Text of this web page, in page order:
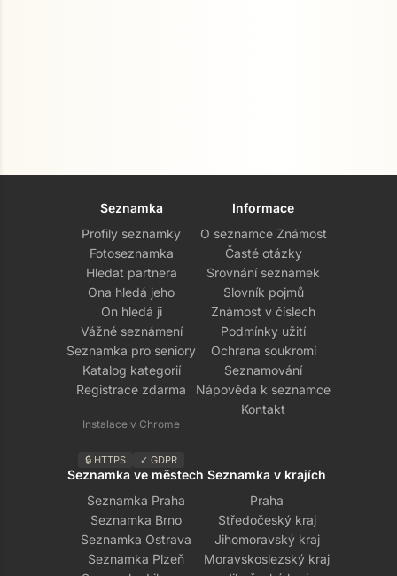
Seznamka
Profily seznamky
Fotoseznamka
Hledat partnera
Ona hledá jeho
On hledá ji
Vážné seznámení
Seznamka pro seniory
Katalog kategorií
Registrace zdarma
Instalace v Chrome
🔒 HTTPS ✓ GDPR
Informace
O seznamce Známost
Časté otázky
Srovnání seznamek
Slovník pojmů
Známost v číslech
Podmínky užití
Ochrana soukromí
Seznamování
Nápověda k seznamce
Kontakt
Seznamka ve městech
Seznamka Praha
Seznamka Brno
Seznamka Ostrava
Seznamka Plzeň
Seznamka v krajích
Praha
Středočeský kraj
Jihomoravský kraj
Moravskoslezský kraj